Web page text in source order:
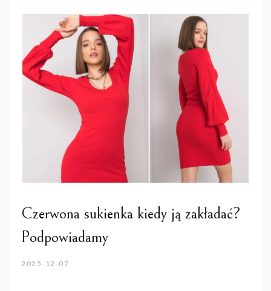
Czerwona sukienka kiedy ją zakładać?
Podpowiadamy
2025-12-07